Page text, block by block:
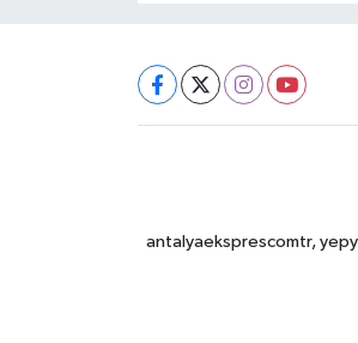
antalyaeksprescomtr,